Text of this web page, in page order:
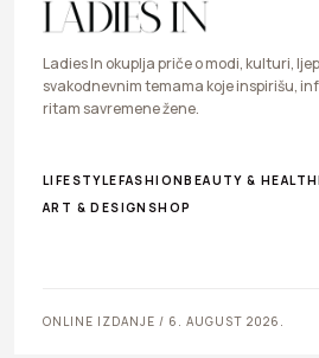
Ladies In okuplja priče o modi, kulturi,
svakodnevnim temama koje inspirišu,
ritam savremene žene.
LIFESTYLEFASHIONBEAUTY & HEALTH
ART & DESIGN SHOP
ONLINE IZDANJE / 6. AUGUST 2026.